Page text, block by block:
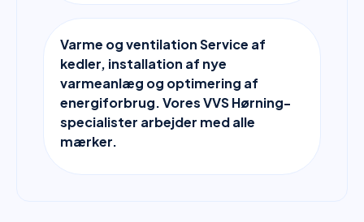
Varme og ventilation Service af
kedler, installation af nye
varmeanlæg og optimering af
energiforbrug. Vores VVS Hørning-
specialister arbejder med alle
mærker.